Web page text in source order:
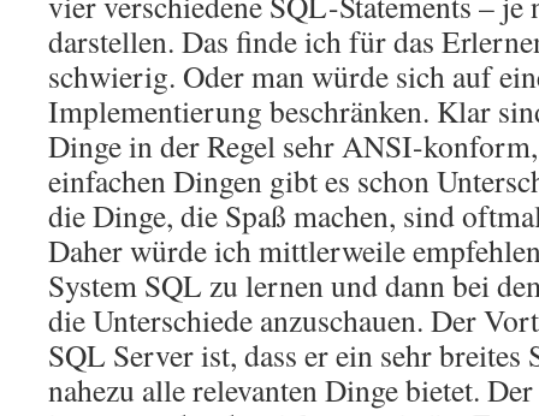
darstellen. Das finde ich für das
schwierig. Oder man würde sich auf
Implementierung beschränken. Klar
Dinge in der Regel sehr ANSI-
einfachen Dingen gibt es schon
die Dinge, die Spaß machen, sind
Daher würde ich mittlerweile
System SQL zu lernen und dann bei
die Unterschiede anzuschauen. Der
SQL Server ist, dass er ein sehr
nahezu alle relevanten Dinge bietet.